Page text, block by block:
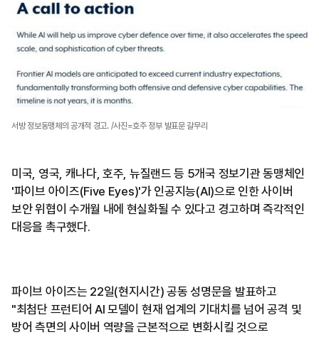
서방 정보동맹체의 공개적 경고. /사진=호주 정부 발표문 갈무리
미국, 영국, 캐나다, 호주, 뉴질랜드 등 5개국 정보기관 동맹체인
'파이브 아이즈(Five Eyes)'가 인공지능(AI)으로 인한 사이버
보안 위협이 수개월 내에 현실화될 수 있다고 경고하며 즉각적인
대응을 촉구했다.
파이브 아이즈는 22일(현지시간) 공동 성명문을 발표하고
"최첨단 프런티어 AI 모델이 현재 업계의 기대치를 넘어 공격 및
방어 측면의 사이버 역량을 근본적으로 변화시킬 것으로